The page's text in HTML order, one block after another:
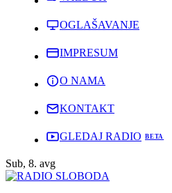
OGLAŠAVANJE
IMPRESUM
O NAMA
KONTAKT
GLEDAJ RADIO
Sub, 8. avg